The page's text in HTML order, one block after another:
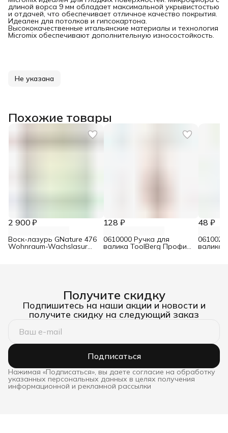
длиной ворса 9 мм обладает максимальной укрывистостью
и отдачей, что обеспечивает отличное качество покрытия.
Идеален для потолков и гипсокартона.
Высококачественные итальянские материалы и технология
Micromix обеспечивают дополнительную износостойкость.
Не указана
Похожие товары
2 900 ₽
Воск-лазурь GNature 476
Wohnraum-Wachslasur
128 ₽
0610000 Ручка для
валика ToolBerg Профи
48 ₽
валика
Получите скидку
Подпишитесь на наши акции и новости и
получите скидку на следующий заказ
Подписаться
Нажимая «Подписаться», вы даете согласие на обработку
указанных персональных данных в целях получения
информационной и рекламной рассылки